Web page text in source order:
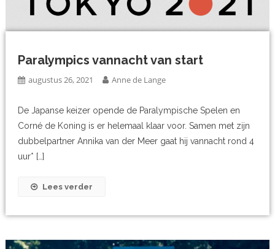
Paralympics vannacht van start
augustus 26, 2021 Anne de Lange
De Japanse keizer opende de Paralympische Spelen en
Corné de Koning is er helemaal klaar voor. Samen met zijn
dubbelpartner Annika van der Meer gaat hij vannacht rond 4
uur* […]
Lees verder